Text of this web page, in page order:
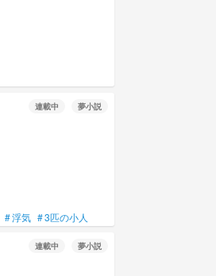
連載中 夢小説
#浮気 #3匹の小人
連載中 夢小説